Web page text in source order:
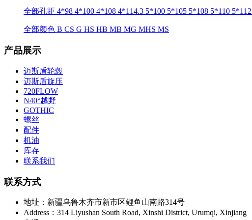
全部孔距 4*98 4*100 4*108 4*114.3 5*100 5*105 5*108 5*110 5*112
全部颜色 B CS G HS HB MB MG MHS MS
产品展示
迈斯盾轮毂
迈斯盾旋压
720FLOW
N40°越野
GOTHIC
螺丝
配件
机油
库存
联系我们
联系方式
地址：新疆乌鲁木齐市新市区鲤鱼山南路314号
Address：314 Liyushan South Road, Xinshi District, Urumqi, Xinjiang